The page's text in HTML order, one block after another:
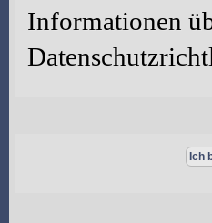
Informationen